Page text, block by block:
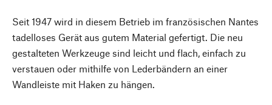
Seit 1947 wird in diesem Betrieb im französischen Nantes
tadelloses Gerät aus gutem Material gefertigt. Die neu
gestalteten Werkzeuge sind leicht und flach, einfach zu
verstauen oder mithilfe von Lederbändern an einer
Wandleiste mit Haken zu hängen.